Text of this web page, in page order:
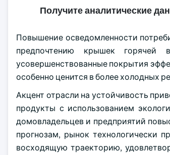
Получите аналитические
Повышение осведомленности
предпочтению крышек горячей
усовершенствованные покрытия
особенно ценится в более холодных
Акцент отрасли на устойчивость
продукты с использованием
домовладельцев и предприятий
прогнозам, рынок технологически
восходящую траекторию,